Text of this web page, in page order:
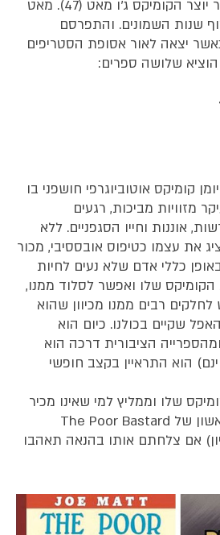
'אני מציצן בליבי' מצהיר יוצר הקומיקס ג'ו מאט (47). מאט
שנות השמונים. והתפרסם
שנות ה-90 כאשר יצאה לאור אסופת הסטריפים
שלושה ספרים:
קומיקס אוטוביוגרפי חושפני בו
מזוויות מביכות, רגעים
אוננות וחייו הסגפניים. ללא
את עצמו כטיפוס אובססיבי, מכור
כללי אדם שלא נעים לחיות
שלו ואפשר לסלוד ממנו,
רבים ממנו מכיוון שהוא
שקיים בכולנו. כיום הוא
הציבורית דרכה הוא
הוא התראיין בקצב חופשי
שלו וממליץ למי שאינו מכיר
לפתוח את העמוד הראשון של The Poor Bastard
אם צלחתם אותו בהנאה תאהבו